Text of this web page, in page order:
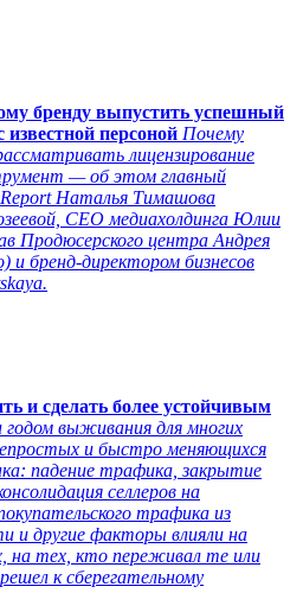
бренду выпустить успешный
персоной Почему
лицензирование
— об этом главный
Наталья Тимашова
СЕО медиахолдинга Юлии
Продюсерского центра Андрея
и бренд-директором бизнесов
и сделать более устойчивым
годом выживания для многих
и быстро меняющихся
падение трафика, закрытие
селлеров на
трафика из
и другие факторы влияли на
на тех, кто переживал те или
к сберегательному